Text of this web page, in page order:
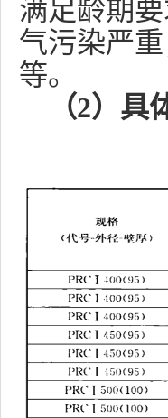
满足龄期
气污染严
等。
（2）具